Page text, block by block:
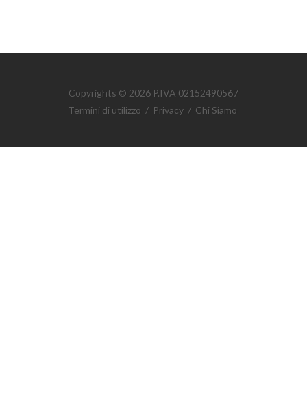
Copyrights © 2026 P.IVA 02152490567
Termini di utilizzo / Privacy / Chi Siamo